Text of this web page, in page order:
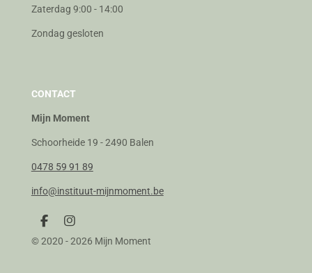
Zaterdag 9:00 - 14:00
Zondag gesloten
CONTACT
Mijn Moment
Schoorheide 19 - 2490 Balen
0478 59 91 89
info@instituut-mijnmoment.be
F
a
c
I
n
s
© 2020 - 2026 Mijn Moment